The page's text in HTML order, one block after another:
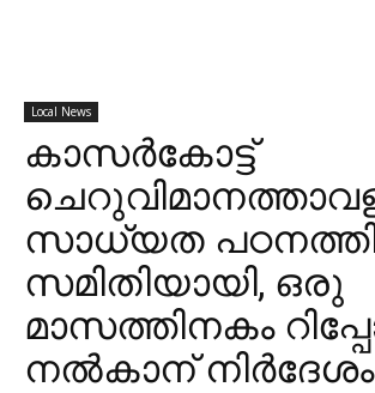
Local News
കാസര്‍കോട്ട്
സാധ്യത
സമിതിയായി, ഒരു
മാസത്തിനകം
നല്‍കാന് നിര്‍ദേശം